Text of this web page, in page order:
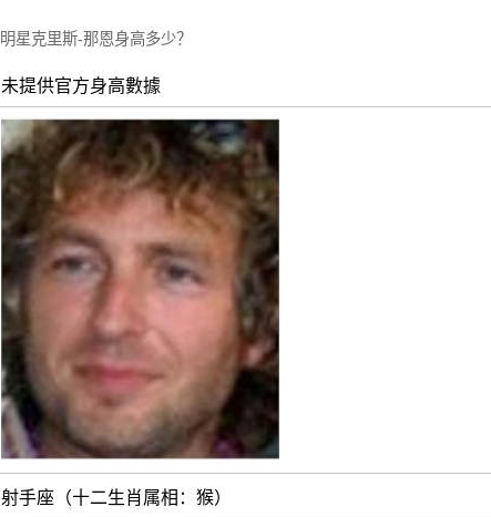
明星克里斯-那恩身高多少？
未提供官方身高數據
射手座（十二生肖属相：猴）